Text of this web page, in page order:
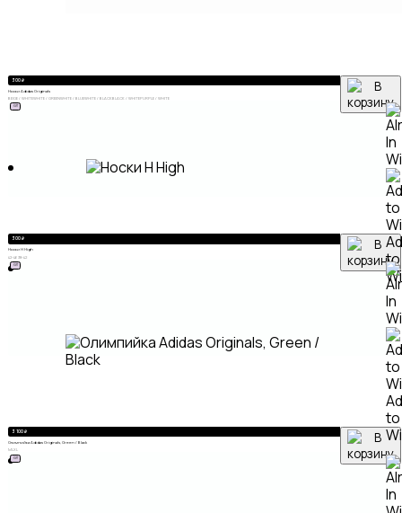
300₽
Носки Adidas Originals
BEIGE / WHITEWHITE / GREENWHITE / BLUEWHITE / BLACK BLACK / WHITEPURPLE / WHITE
300₽
Носки Н High
42-46 38-42
ХИТ
to
3 100₽
Олимпийка Adidas Originals, Green / Black
MLXL
ХИТ
to
ХИТ